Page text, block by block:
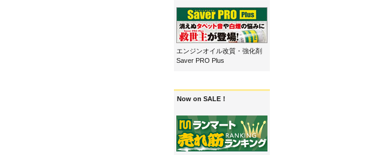
エンジンオイル改質・強化剤
Saver PRO Plus
Now on SALE！